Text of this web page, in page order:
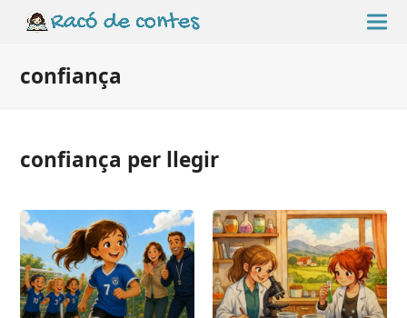
confiança
confiança per llegir